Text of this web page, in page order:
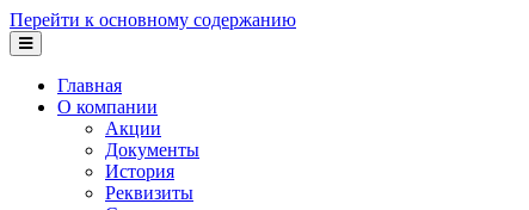
Перейти к основному содержанию
Главная
О компании
Акции
Документы
История
Реквизиты